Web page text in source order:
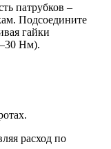
патрубков –
Подсоедините
гайки
Нм).
расход по